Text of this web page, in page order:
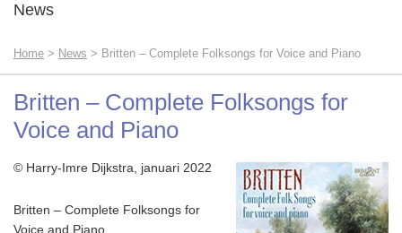
News
Home > News > Britten – Complete Folksongs for Voice and Piano
Britten – Complete Folksongs for
Voice and Piano
© Harry-Imre Dijkstra, januari 2022
Britten – Complete Folksongs for
Voice and Piano